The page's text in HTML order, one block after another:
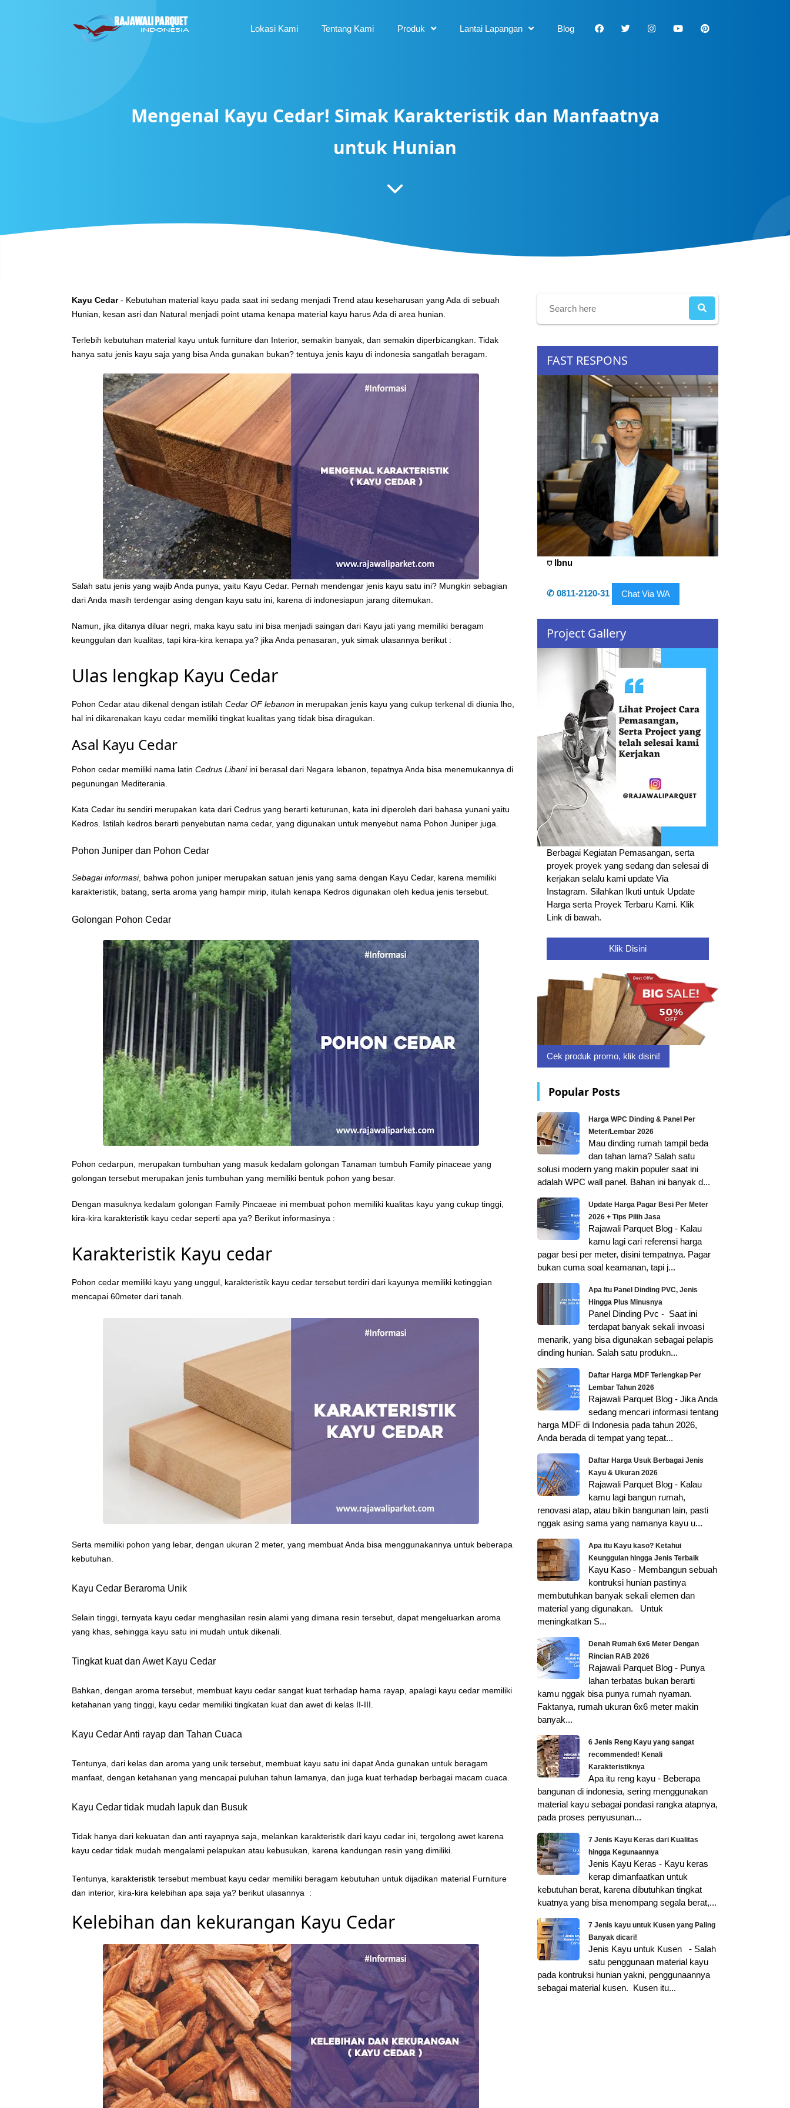
Lokasi Kami Tentang Kami Produk Lantai Lapangan Blog
Mengenal Kayu Cedar! Simak Karakteristik dan Manfaatnya
untuk Hunian
Kayu Cedar - Kebutuhan material kayu pada saat ini sedang menjadi Trend atau keseharusan yang Ada di sebuah
Hunian, kesan asri dan Natural menjadi point utama kenapa material kayu harus Ada di area hunian.
Terlebih kebutuhan material kayu untuk furniture dan Interior, semakin banyak, dan semakin diperbicangkan. Tidak
hanya satu jenis kayu saja yang bisa Anda gunakan bukan? tentuya jenis kayu di indonesia sangatlah beragam.
Salah satu jenis yang wajib Anda punya, yaitu Kayu Cedar. Pernah mendengar jenis kayu satu ini? Mungkin sebagian
dari Anda masih terdengar asing dengan kayu satu ini, karena di indonesiapun jarang ditemukan.
Namun, jika ditanya diluar negri, maka kayu satu ini bisa menjadi saingan dari Kayu jati yang memiliki beragam
keunggulan dan kualitas, tapi kira-kira kenapa ya? jika Anda penasaran, yuk simak ulasannya berikut :
Ulas lengkap Kayu Cedar
Pohon Cedar atau dikenal dengan istilah Cedar OF lebanon in merupakan jenis kayu yang cukup terkenal di diunia lho,
hal ini dikarenakan kayu cedar memiliki tingkat kualitas yang tidak bisa diragukan.
Asal Kayu Cedar
Pohon cedar memiliki nama latin Cedrus Libaniini berasal dari Negara lebanon, tepatnya Anda bisa menemukannya di
pegunungan Mediterania.
Kata Cedar itu sendiri merupakan kata dari Cedrus yang berarti keturunan, kata ini diperoleh dari bahasa yunani yaitu
Kedros. Istilah kedros berarti penyebutan nama cedar, yang digunakan untuk menyebut nama Pohon Juniper juga.
Pohon Juniper dan Pohon Cedar
Sebagai informasi, bahwa pohon juniper merupakan satuan jenis yang sama dengan Kayu Cedar, karena memiliki
karakteristik, batang, serta aroma yang hampir mirip, itulah kenapa Kedros digunakan oleh kedua jenis tersebut.
Golongan Pohon Cedar
Pohon cedarpun, merupakan tumbuhan yang masuk kedalam golongan Tanaman tumbuh Family pinaceae yang
golongan tersebut merupakan jenis tumbuhan yang memiliki bentuk pohon yang besar.
Dengan masuknya kedalam golongan Family Pincaeae ini membuat pohon memiliki kualitas kayu yang cukup tinggi,
kira-kira karakteristik kayu cedar seperti apa ya? Berikut informasinya :
Karakteristik Kayu cedar
Pohon cedar memiliki kayu yang unggul, karakteristik kayu cedar tersebut terdiri dari kayunya memiliki ketinggian
mencapai 60meter dari tanah.
Serta memiliki pohon yang lebar, dengan ukuran 2 meter, yang membuat Anda bisa menggunakannya untuk beberapa
kebutuhan.
Kayu Cedar Beraroma Unik
Selain tinggi, ternyata kayu cedar menghasilan resin alami yang dimana resin tersebut, dapat mengeluarkan aroma
yang khas, sehingga kayu satu ini mudah untuk dikenali.
Tingkat kuat dan Awet Kayu Cedar
Bahkan, dengan aroma tersebut, membuat kayu cedar sangat kuat terhadap hama rayap, apalagi kayu cedar memiliki
ketahanan yang tinggi, kayu cedar memiliki tingkatan kuat dan awet di kelas II-III.
Kayu Cedar Anti rayap dan Tahan Cuaca
Tentunya, dari kelas dan aroma yang unik tersebut, membuat kayu satu ini dapat Anda gunakan untuk beragam
manfaat, dengan ketahanan yang mencapai puluhan tahun lamanya, dan juga kuat terhadap berbagai macam cuaca.
Kayu Cedar tidak mudah lapuk dan Busuk
Tidak hanya dari kekuatan dan anti rayapnya saja, melankan karakteristik dari kayu cedar ini, tergolong awet karena
kayu cedar tidak mudah mengalami pelapukan atau kebusukan, karena kandungan resin yang dimiliki.
Tentunya, karakteristik tersebut membuat kayu cedar memiliki beragam kebutuhan untuk dijadikan material Furniture
dan interior, kira-kira kelebihan apa saja ya? berikut ulasannya :
Kelebihan dan kekurangan Kayu Cedar
FAST RESPONS
⛉ Ibnu
✆ 0811-2120-31 Chat Via WA
Project Gallery
Berbagai Kegiatan Pemasangan, serta
proyek proyek yang sedang dan selesai di
kerjakan selalu kami update Via
Instagram. Silahkan Ikuti untuk Update
Harga serta Proyek Terbaru Kami. Klik
Link di bawah.
Klik Disini
Cek produk promo, klik disini!
Popular Posts
Harga WPC Dinding & Panel Per
Meter/Lembar 2026
Mau dinding rumah tampil beda
dan tahan lama? Salah satu
solusi modern yang makin populer saat ini
adalah WPC wall panel. Bahan ini banyak d...
Update Harga Pagar Besi Per Meter
2026 + Tips Pilih Jasa
Rajawali Parquet Blog - Kalau
kamu lagi cari referensi harga
pagar besi per meter, disini tempatnya. Pagar
bukan cuma soal keamanan, tapi j...
Apa Itu Panel Dinding PVC, Jenis
Hingga Plus Minusnya
Panel Dinding Pvc - Saat ini
terdapat banyak sekali invoasi
menarik, yang bisa digunakan sebagai pelapis
dinding hunian. Salah satu produkn...
Daftar Harga MDF Terlengkap Per
Lembar Tahun 2026
Rajawali Parquet Blog - Jika Anda
sedang mencari informasi tentang
harga MDF di Indonesia pada tahun 2026,
Anda berada di tempat yang tepat...
Daftar Harga Usuk Berbagai Jenis
Kayu & Ukuran 2026
Rajawali Parquet Blog - Kalau
kamu lagi bangun rumah,
renovasi atap, atau bikin bangunan lain, pasti
nggak asing sama yang namanya kayu u...
Apa itu Kayu kaso? Ketahui
Keunggulan hingga Jenis Terbaik
Kayu Kaso - Membangun sebuah
kontruksi hunian pastinya
membutuhkan banyak sekali elemen dan
material yang digunakan. Untuk
meningkatkan S...
Denah Rumah 6x6 Meter Dengan
Rincian RAB 2026
Rajawali Parquet Blog - Punya
lahan terbatas bukan berarti
kamu nggak bisa punya rumah nyaman.
Faktanya, rumah ukuran 6x6 meter makin
banyak...
6 Jenis Reng Kayu yang sangat
recommended! Kenali
Karakteristiknya
Apa itu reng kayu - Beberapa
bangunan di indonesia, sering menggunakan
material kayu sebagai pondasi rangka atapnya,
pada proses penyusunan...
7 Jenis Kayu Keras dari Kualitas
hingga Kegunaannya
Jenis Kayu Keras - Kayu keras
kerap dimanfaatkan untuk
kebutuhan berat, karena dibutuhkan tingkat
kuatnya yang bisa menompang segala berat,...
7 Jenis kayu untuk Kusen yang Paling
Banyak dicari!
Jenis Kayu untuk Kusen - Salah
satu penggunaan material kayu
pada kontruksi hunian yakni, penggunaannya
sebagai material kusen. Kusen itu...